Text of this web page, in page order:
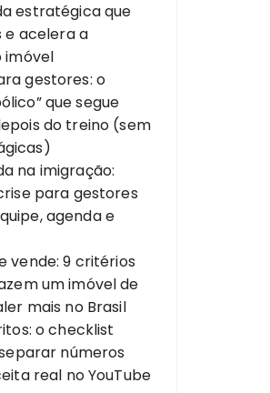
estratégica que
e acelera a
imóvel
gestores: o
que segue
do treino (sem
na imigração:
para gestores
agenda e
vende: 9 critérios
um imóvel de
mais no Brasil
o checklist
números
real no YouTube